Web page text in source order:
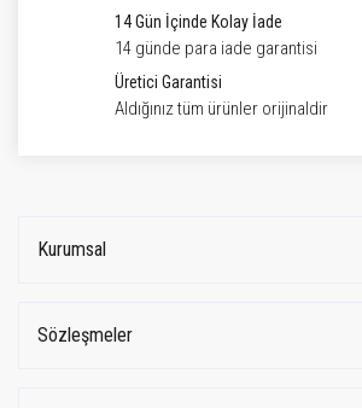
14 Gün İçinde Kolay İade
14 günde para iade garantisi
Üretici Garantisi
Aldığınız tüm ürünler orijinaldir
Kurumsal
Sözleşmeler